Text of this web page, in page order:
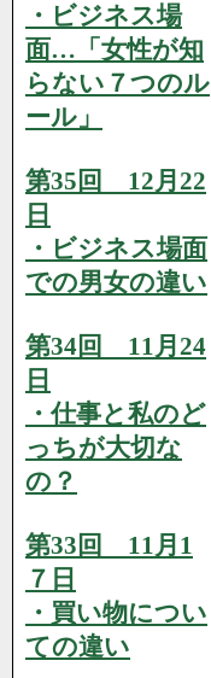
・ビジネス場
面…「女性が知
らない７つのル
ール」
第35回 12月22
日
・ビジネス場面
での男女の違い
第34回 11月24
日
・仕事と私のど
っちが大切な
の？
第33回 11月1
７日
・買い物につい
ての違い